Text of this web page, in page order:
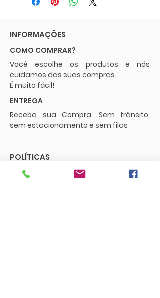
INFORMAÇÕES
COMO COMPRAR?
Você escolhe os produtos e nós
cuidamos das suas compras.
É muito fácil!
ENTREGA
Receba sua Compra. Sem trânsito,
sem estacionamento e sem filas
POLÍTICAS
Envios e Frete